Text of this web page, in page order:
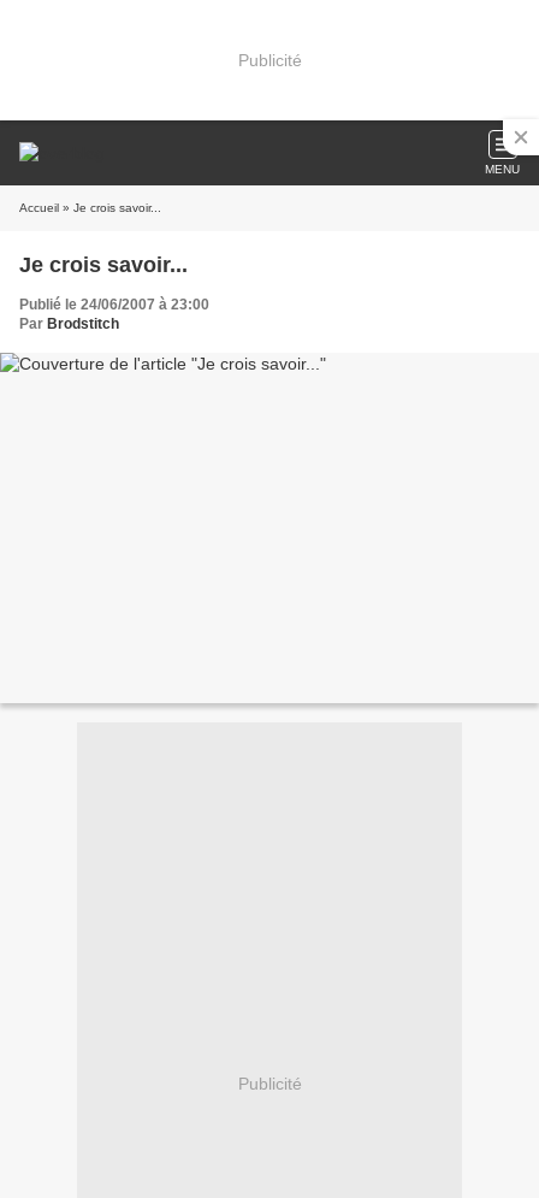
Publicité
MENU
Accueil » Je crois savoir...
Je crois savoir...
Publié le 24/06/2007 à 23:00
Par Brodstitch
Publicité